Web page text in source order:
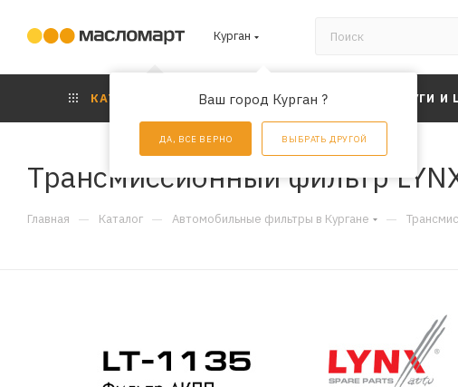
Курган
Ваш город Курган ?
ДА, ВСЕ ВЕРНО ВЫБРАТЬ ДРУГОЙ
КАТАЛОГ АКЦИИ УСЛУГИ И
Трансмиссионный фильтр
Главная — Каталог — Автомобильные фильтры в Кургане —